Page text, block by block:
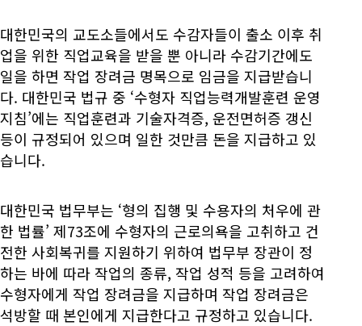
대한민국의 교도소들에서도 수감자들이 출소 이후 취
업을 위한 직업교육을 받을 뿐 아니라 수감기간에도
일을 하면 작업 장려금 명목으로 임금을 지급받습니
다. 대한민국 법규 중 ‘수형자 직업능력개발훈련 운영
지침’에는 직업훈련과 기술자격증, 운전면허증 갱신
등이 규정되어 있으며 일한 것만큼 돈을 지급하고 있
습니다.
대한민국 법무부는 ‘형의 집행 및 수용자의 처우에 관
한 법률’ 제73조에 수형자의 근로의욕을 고취하고 건
전한 사회복귀를 지원하기 위하여 법무부 장관이 정
하는 바에 따라 작업의 종류, 작업 성적 등을 고려하여
수형자에게 작업 장려금을 지급하며 작업 장려금은
석방할 때 본인에게 지급한다고 규정하고 있습니다.